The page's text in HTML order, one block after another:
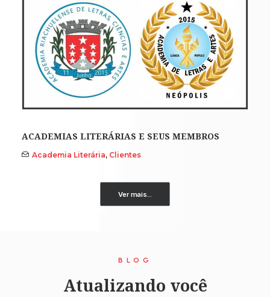
ACADEMIAS LITERÁRIAS E SEUS MEMBROS
Academia Literária, Clientes
Ver mais...
BLOG
Atualizando você